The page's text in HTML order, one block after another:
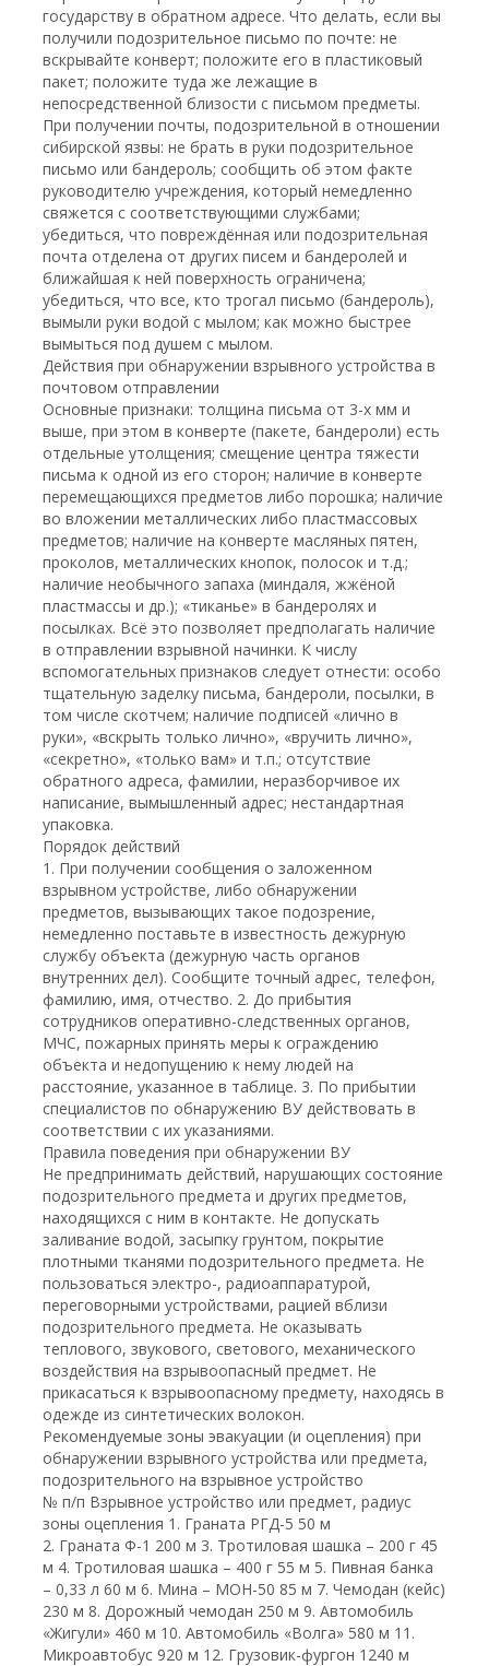
государству в обратном адресе. Что делать, если вы
получили подозрительное письмо по почте: не
вскрывайте конверт; положите его в пластиковый
пакет; положите туда же лежащие в
непосредственной близости с письмом предметы.
При получении почты, подозрительной в отношении
сибирской язвы: не брать в руки подозрительное
письмо или бандероль; сообщить об этом факте
руководителю учреждения, который немедленно
свяжется с соответствующими службами;
убедиться, что повреждённая или подозрительная
почта отделена от других писем и бандеролей и
ближайшая к ней поверхность ограничена;
убедиться, что все, кто трогал письмо (бандероль),
вымыли руки водой с мылом; как можно быстрее
вымыться под душем с мылом.
Действия при обнаружении взрывного устройства в
почтовом отправлении
Основные признаки: толщина письма от 3-х мм и
выше, при этом в конверте (пакете, бандероли) есть
отдельные утолщения; смещение центра тяжести
письма к одной из его сторон; наличие в конверте
перемещающихся предметов либо порошка; наличие
во вложении металлических либо пластмассовых
предметов; наличие на конверте масляных пятен,
проколов, металлических кнопок, полосок и т.д.;
наличие необычного запаха (миндаля, жжёной
пластмассы и др.); «тиканье» в бандеролях и
посылках. Всё это позволяет предполагать наличие
в отправлении взрывной начинки. К числу
вспомогательных признаков следует отнести: особо
тщательную заделку письма, бандероли, посылки, в
том числе скотчем; наличие подписей «лично в
руки», «вскрыть только лично», «вручить лично»,
«секретно», «только вам» и т.п.; отсутствие
обратного адреса, фамилии, неразборчивое их
написание, вымышленный адрес; нестандартная
упаковка.
Порядок действий
1. При получении сообщения о заложенном
взрывном устройстве, либо обнаружении
предметов, вызывающих такое подозрение,
немедленно поставьте в известность дежурную
службу объекта (дежурную часть органов
внутренних дел). Сообщите точный адрес, телефон,
фамилию, имя, отчество. 2. До прибытия
сотрудников оперативно-следственных органов,
МЧС, пожарных принять меры к ограждению
объекта и недопущению к нему людей на
расстояние, указанное в таблице. 3. По прибытии
специалистов по обнаружению ВУ действовать в
соответствии с их указаниями.
Правила поведения при обнаружении ВУ
Не предпринимать действий, нарушающих состояние
подозрительного предмета и других предметов,
находящихся с ним в контакте. Не допускать
заливание водой, засыпку грунтом, покрытие
плотными тканями подозрительного предмета. Не
пользоваться электро-, радиоаппаратурой,
переговорными устройствами, рацией вблизи
подозрительного предмета. Не оказывать
теплового, звукового, светового, механического
воздействия на взрывоопасный предмет. Не
прикасаться к взрывоопасному предмету, находясь в
одежде из синтетических волокон.
Рекомендуемые зоны эвакуации (и оцепления) при
обнаружении взрывного устройства или предмета,
подозрительного на взрывное устройство
№ п/п Взрывное устройство или предмет, радиус
зоны оцепления 1. Граната РГД-5 50 м
2. Граната Ф-1 200 м 3. Тротиловая шашка – 200 г 45
м 4. Тротиловая шашка – 400 г 55 м 5. Пивная банка
– 0,33 л 60 м 6. Мина – МОН-50 85 м 7. Чемодан (кейс)
230 м 8. Дорожный чемодан 250 м 9. Автомобиль
«Жигули» 460 м 10. Автомобиль «Волга» 580 м 11.
Микроавтобус 920 м 12. Грузовик-фургон 1240 м